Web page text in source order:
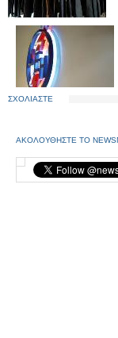
ΣΧΟΛΙΑΣΤΕ
ΑΚΟΛΟΥΘΗΣΤΕ ΤΟ